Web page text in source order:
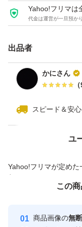
Yahoo!フリマは
代金は運営が一旦預か
出品者
かにさん
（
スピード＆安
ユ
Yahoo!フリマが定め
付与しています
安心取引出品者
価格の相談
この
商品画像の無
この商品をみてい